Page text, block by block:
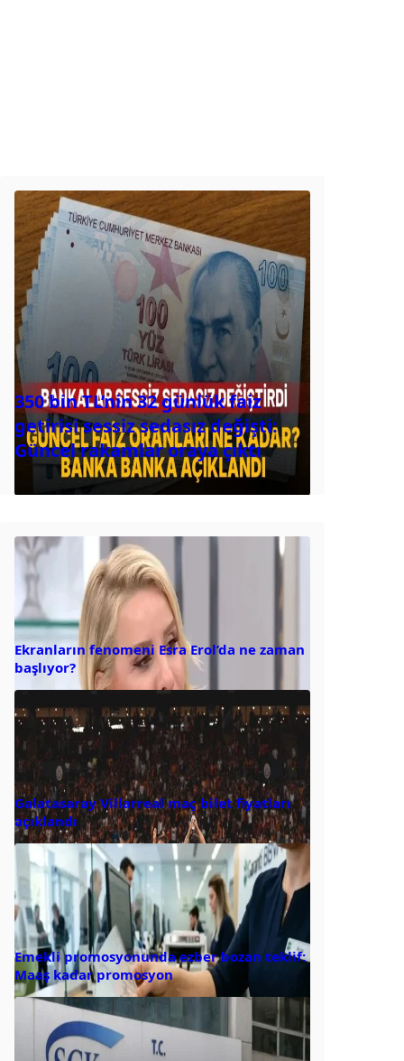
350 bin TL’nin 32 günlük faiz
getirisi sessiz sedasız değişti:
Güncel rakamlar oraya çıktı
Ekranların fenomeni Esra Erol’da ne zaman
başlıyor?
Galatasaray Villarreal maç bilet fiyatları
açıklandı
Emekli promosyonunda ezber bozan teklif:
Maaş kadar promosyon